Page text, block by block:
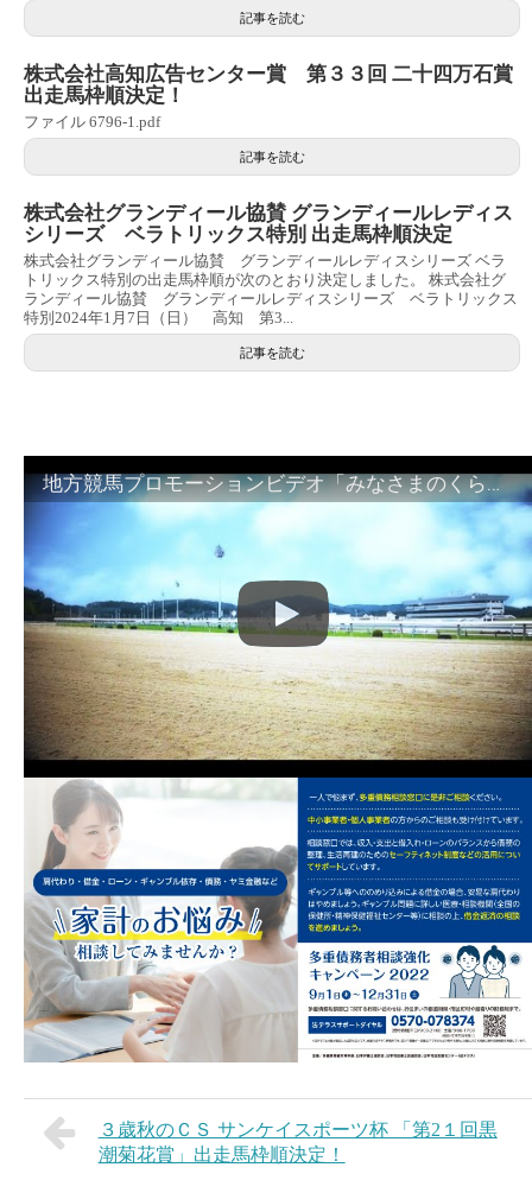
記事を読む
株式会社高知広告センター賞 第３３回 二十四万石賞
出走馬枠順決定！
ファイル 6796-1.pdf
記事を読む
株式会社グランディール協賛 グランディールレディス
シリーズ ベラトリックス特別 出走馬枠順決定
株式会社グランディール協賛 グランディールレディスシリーズ ベラ
トリックス特別の出走馬枠順が次のとおり決定しました。 株式会社グ
ランディール協賛 グランディールレディスシリーズ ベラトリックス
特別2024年1月7日（日） 高知 第3...
記事を読む
地方競馬プロモーションビデオ「みなさまのくらしのために」30秒篇｜NAR公式
３歳秋のＣＳ サンケイスポーツ杯 「第2１回黒
潮菊花賞」出走馬枠順決定！